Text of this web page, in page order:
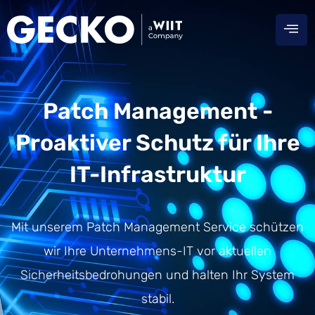
Patch Management -
Proaktiver Schutz für Ihre
IT-Infrastruktur
Mit unserem Patch Management Service schützen
wir Ihre Unternehmens-IT vor aktuellen
Sicherheitsbedrohungen und halten Ihr System
stabil.